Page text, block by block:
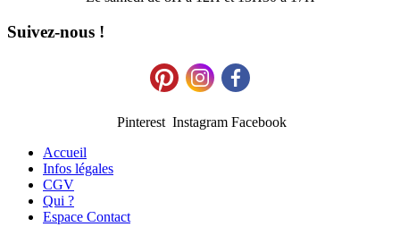
Suivez-nous !
Pinterest Instagram Facebook
Accueil
Infos légales
CGV
Qui ?
Espace Contact